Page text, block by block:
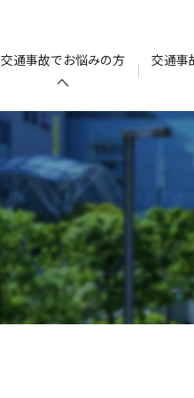
交通事故でお悩みの方
へ
交通事